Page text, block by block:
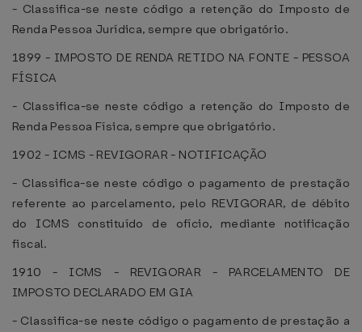
- Classifica-se neste código a retenção do Imposto de
Renda Pessoa Jurídica, sempre que obrigatório.
1899 - IMPOSTO DE RENDA RETIDO NA FONTE - PESSOA
FÍSICA
- Classifica-se neste código a retenção do Imposto de
Renda Pessoa Física, sempre que obrigatório.
1902 - ICMS - REVIGORAR - NOTIFICAÇÃO
- Classifica-se neste código o pagamento de prestação
referente ao parcelamento, pelo REVIGORAR, de débito
do ICMS constituído de ofício, mediante notificação
fiscal.
1910 - ICMS - REVIGORAR - PARCELAMENTO DE
IMPOSTO DECLARADO EM GIA
- Classifica-se neste código o pagamento de prestação a